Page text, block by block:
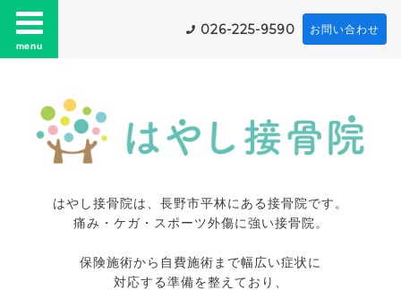
menu
026-225-9590 お問い合わせ
はやし接骨院は、長野市平林にある接骨院です。
痛み・ケガ・スポーツ外傷に強い接骨院。
保険施術から自費施術まで幅広い症状に
対応する準備を整えており、